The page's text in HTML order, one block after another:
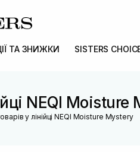
ТА ЗНИЖКИ SISTERS
NEQI
у лінійці NEQI Moisture Mystery